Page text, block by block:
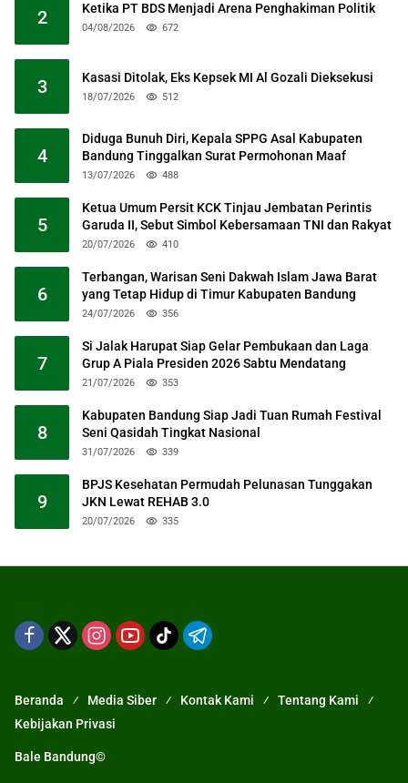
2 Ketika PT BDS Menjadi Arena Penghakiman Politik
04/08/2026 672
3 Kasasi Ditolak, Eks Kepsek MI Al Gozali Dieksekusi
18/07/2026 512
4
Diduga Bunuh Diri, Kepala SPPG Asal Kabupaten
Bandung Tinggalkan Surat Permohonan Maaf
13/07/2026 488
5
Ketua Umum Persit KCK Tinjau Jembatan Perintis
Garuda II, Sebut Simbol Kebersamaan TNI dan Rakyat
20/07/2026 410
6
Terbangan, Warisan Seni Dakwah Islam Jawa Barat
yang Tetap Hidup di Timur Kabupaten Bandung
24/07/2026 356
7
Si Jalak Harupat Siap Gelar Pembukaan dan Laga
Grup A Piala Presiden 2026 Sabtu Mendatang
21/07/2026 353
8
Kabupaten Bandung Siap Jadi Tuan Rumah Festival
Seni Qasidah Tingkat Nasional
31/07/2026 339
9
BPJS Kesehatan Permudah Pelunasan Tunggakan
JKN Lewat REHAB 3.0
20/07/2026 335
Beranda Media Siber Kontak Kami
Tentang Kami
Kebijakan Privasi
Bale Bandung©